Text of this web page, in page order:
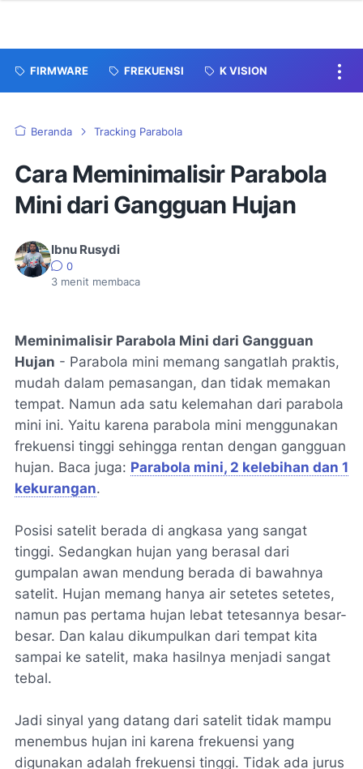
FIRMWARE FREKUENSI K VISION
Beranda Tracking Parabola
Cara Meminimalisir Parabola
Mini dari Gangguan Hujan
Ibnu Rusydi
0
3 menit membaca
Meminimalisir Parabola Mini dari Gangguan
Hujan - Parabola mini memang sangatlah praktis,
mudah dalam pemasangan, dan tidak memakan
tempat. Namun ada satu kelemahan dari parabola
mini ini. Yaitu karena parabola mini menggunakan
frekuensi tinggi sehingga rentan dengan gangguan
hujan. Baca juga: Parabola mini, 2 kelebihan dan 1
kekurangan.
Posisi satelit berada di angkasa yang sangat
tinggi. Sedangkan hujan yang berasal dari
gumpalan awan mendung berada di bawahnya
satelit. Hujan memang hanya air setetes setetes,
namun pas pertama hujan lebat tetesannya besar-
besar. Dan kalau dikumpulkan dari tempat kita
sampai ke satelit, maka hasilnya menjadi sangat
tebal.
Jadi sinyal yang datang dari satelit tidak mampu
menembus hujan ini karena frekuensi yang
digunakan adalah frekuensi tinggi. Tidak ada jurus